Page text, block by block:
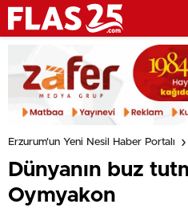
Erzurum'un Yeni Nesil Haber Portalı
Dünyanın buz
Oymyakon